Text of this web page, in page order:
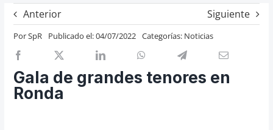
Crítica
Previos de ópera
Cosas de Beckmesser
Anterior Siguiente
PorSpR Publicado el: 04/07/2022 Categorías: Noticias
Gala de grandes tenores en
Ronda